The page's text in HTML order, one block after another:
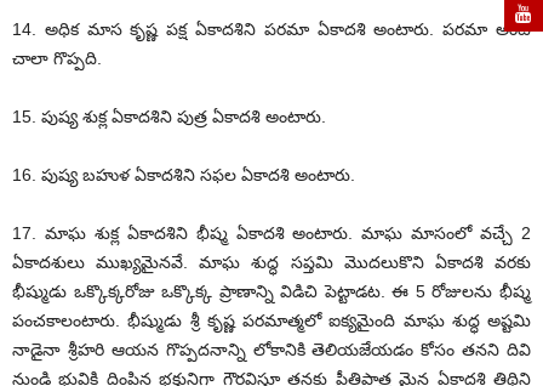
14. అధిక మాస కృష్ణ పక్ష ఏకాదశిని పరమా ఏకాదశి అంటారు. పరమా అంటే
చాలా గొప్పది.
15. పుష్య శుక్ల ఏకాదశిని పుత్ర ఏకాదశి అంటారు.
16. పుష్య బహుళ ఏకాదశిని సఫల ఏకాదశి అంటారు.
17. మాఘ శుక్ల ఏకాదశిని భీష్మ ఏకాదశి అంటారు. మాఘ మాసంలో వచ్చే 2
ఏకాదశులు ముఖ్యమైనవే. మాఘ శుద్ధ సప్తమి మొదలుకొని ఏకాదశి వరకు
భీష్ముడు ఒక్కొక్కరోజు ఒక్కొక్క ప్రాణాన్ని విడిచి పెట్టాడట. ఈ 5 రోజులను భీష్మ
పంచకాలంటారు. భీష్ముడు శ్రీ కృష్ణ పరమాత్మలో ఐక్యమైంది మాఘ శుద్ధ అష్టమి
నాడైనా శ్రీహరి ఆయన గొప్పదనాన్ని లోకానికి తెలియజేయడం కోసం తనని దివి
నుండి భువికి దింపిన భక్తునిగా గౌరవిస్తూ తనకు ప్రీతిపాత్ర మైన ఏకాదశి తిథిని